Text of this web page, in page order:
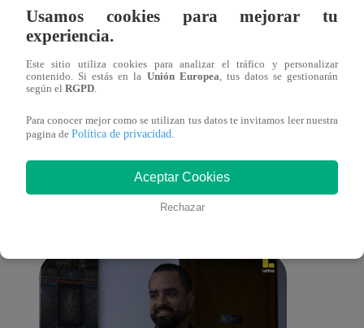
Alicia Retto celebra su cumpleaños con
emotiva sorpresa en vivo y conmueve con
mensaje personal
También te puede
interesar
Usamos cookies para mejorar tu
experiencia.
Este sitio utiliza cookies para analizar el tráfico y personalizar
contenido. Si estás en la Unión Europea, tus datos se gestionarán
según el RGPD.
Para conocer mejor como se utilizan tus datos te invitamos leer nuestra
pagina de Política de privacidad.
Aceptar Cookies
Rechazar